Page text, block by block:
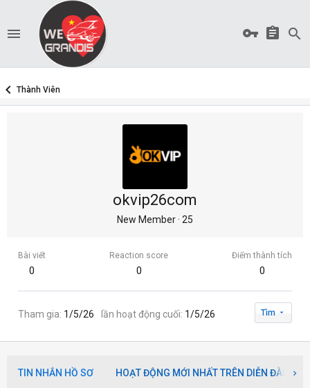
Thành Viên
okvip26com
New Member· 25
Bài viết
0
Reaction score
0
Điểm thành tích
0
Tham gia 1/5/26 lần hoạt động cuối 1/5/26 Tìm
TIN NHẮN HỒ SƠ HOẠT ĐỘNG MỚI NHẤT TRÊN DIỄN ĐÀN